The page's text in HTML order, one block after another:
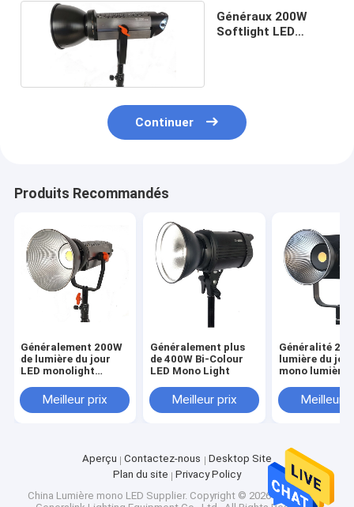
Généraux 200W
Softlight LED
Continuer
Produits Recommandés
Généralement 200W
de lumière du jour
LED monolight
Meilleur prix
Généralement plus
de 400W Bi-Colour
LED Mono Light
Meilleur prix
Généralité
lumière du
mono lumière
Meilleur
Aperçu Contactez-nous
Desktop Site
Plan du site
Privacy Policy
China Lumière mono LED Supplier. Copyright © 2026 Zhengzhou